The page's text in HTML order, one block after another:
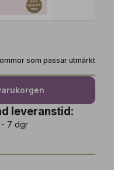
som passar utmärkt
leveranstid:
- 7 dgr